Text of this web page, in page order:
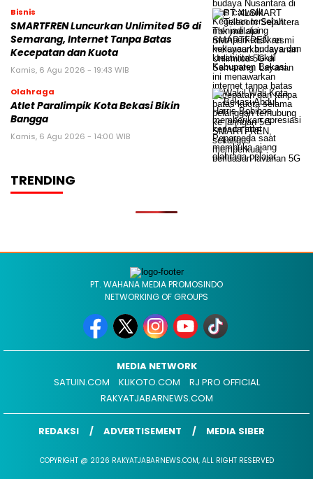
Bisnis
SMARTFREN Luncurkan Unlimited 5G di
Semarang, Internet Tanpa Batas
Kecepatan dan Kuota
Kamis, 6 Agu 2026 - 19:43 WIB
Olahraga
Atlet Paralimpik Kota Bekasi Bikin
Bangga
Kamis, 6 Agu 2026 - 14:00 WIB
TRENDING
PT. WAHANA MEDIA PROMOSINDO
NETWORKING OF GROUPS
MEDIA NETWORK
SATUIN.COM
KLIKOTO.COM
RJ PRO OFFICIAL
RAKYATJABARNEWS.COM
REDAKSI ADVERTISEMENT MEDIA SIBER
COPYRIGHT @ 2026 RAKYATJABARNEWS.COM, ALL RIGHT RESERVED